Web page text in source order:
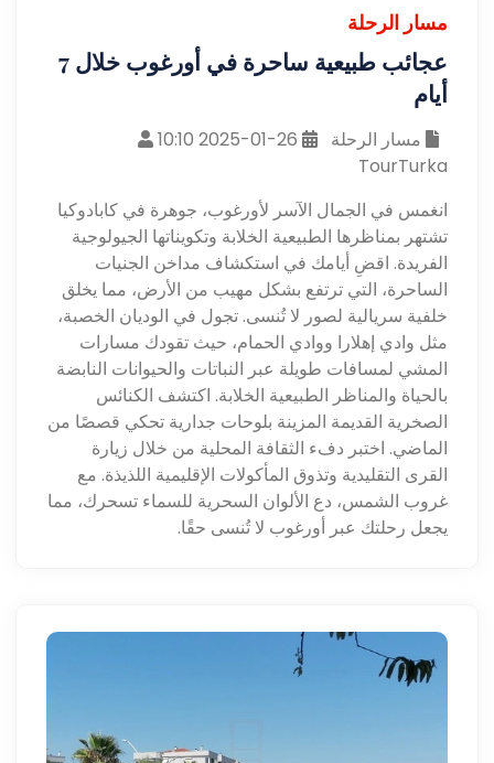
مسار الرحلة
عجائب طبيعية ساحرة في أورغوب خلال 7
أيام
مسار الرحلة
TourTurka
انغمس في الجمال الآسر لأورغوب، جوهرة في كابادوكيا
تشتهر بمناظرها الطبيعية الخلابة وتكويناتها الجيولوجية
الفريدة. اقضِ أيامك في استكشاف مداخن الجنيات
الساحرة، التي ترتفع بشكل مهيب من الأرض، مما يخلق
خلفية سريالية لصور لا تُنسى. تجول في الوديان الخصبة،
مثل وادي إهلارا ووادي الحمام، حيث تقودك مسارات
المشي لمسافات طويلة عبر النباتات والحيوانات النابضة
بالحياة والمناظر الطبيعية الخلابة. اكتشف الكنائس
الصخرية القديمة المزينة بلوحات جدارية تحكي قصصًا من
الماضي. اختبر دفء الثقافة المحلية من خلال زيارة
القرى التقليدية وتذوق المأكولات الإقليمية اللذيذة. مع
غروب الشمس، دع الألوان السحرية للسماء تسحرك، مما
يجعل رحلتك عبر أورغوب لا تُنسى حقًا.